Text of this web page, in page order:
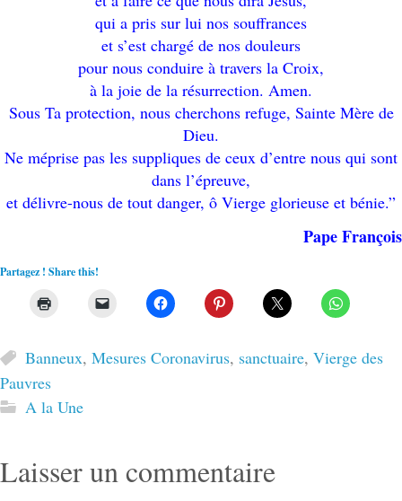
qui a pris sur lui nos souffrances
et s’est chargé de nos douleurs
pour nous conduire à travers la Croix,
à la joie de la résurrection. Amen.
Sous Ta protection, nous cherchons refuge, Sainte Mère de
Dieu.
Ne méprise pas les suppliques de ceux d’entre nous qui sont
dans l’épreuve,
et délivre-nous de tout danger, ô Vierge glorieuse et bénie.”
Pape François
Partagez ! Share this!
Banneux, Mesures Coronavirus, sanctuaire, Vierge des
Pauvres
A la Une
Laisser un commentaire